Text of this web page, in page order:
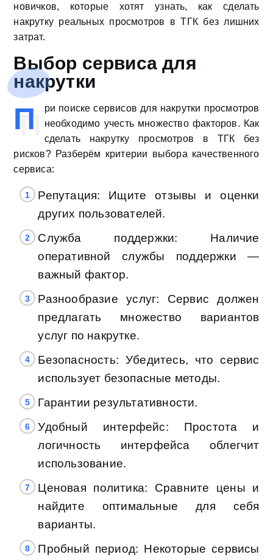
новичков, которые хотят узнать, как сделать
накрутку реальных просмотров в ТГК без лишних
затрат.
Выбор сервиса для
накрутки
П
ри поиске сервисов для накрутки просмотров
необходимо учесть множество факторов. Как
сделать накрутку просмотров в ТГК без
рисков? Разберём критерии выбора качественного
сервиса:
Репутация: Ищите отзывы и оценки
других пользователей.
Служба поддержки: Наличие
оперативной службы поддержки —
важный фактор.
Разнообразие услуг: Сервис должен
предлагать множество вариантов
услуг по накрутке.
Безопасность: Убедитесь, что сервис
использует безопасные методы.
Гарантии результативности.
Удобный интерфейс: Простота и
логичность интерфейса облегчит
использование.
Ценовая политика: Сравните цены и
найдите оптимальные для себя
варианты.
Пробный период: Некоторые сервисы